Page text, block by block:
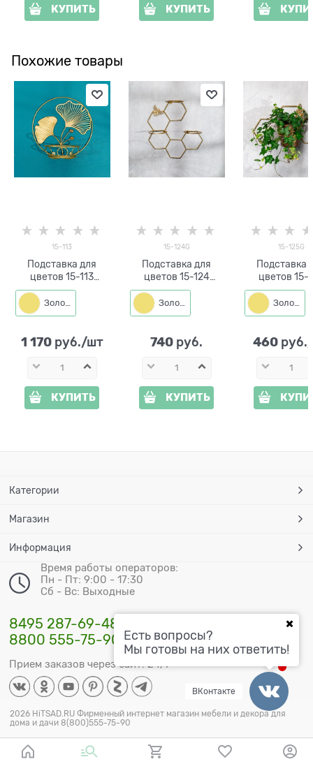
КУПИТЬ КУПИТЬ
Похожие товары
15-113
Подставка для
цветов 15-113
настенная на одно
растение
Золото
1 170 руб./шт
КУПИТЬ
15-124G
Подставка для
цветов 15-124
настенная на три
кашпо d=14см
Золото
740 руб.
КУПИТЬ
15-125G
Подставка
цветов 15-
настенная
кашпо Золото
460
Категории
Магазин
Информация
Время работы операторов:
Пн - Пт: 9:00 - 17:30
Сб - Вс: Выходные
8495 287-69-48
8800 555-75-90
Прием заказов через сайт: 24/7
2026 HiTSAD.RU Фирменный интернет магазин мебели и декора для
дома и дачи 8(800)555-75-90
Есть вопросы?
Мы готовы на них ответить!
ВКонтакте